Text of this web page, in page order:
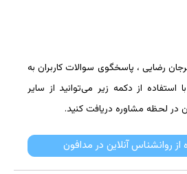
رضایی ، پاسخگوی سوالات کاربران به
استفاده از دکمه زیر می‌توانید از سایر
در لحظه مشاوره دریافت کنید.
روانشناس آنلاین در مدافون